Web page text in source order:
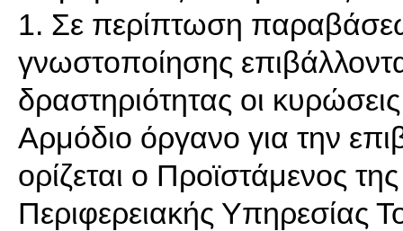
1. Σε περίπτωση
γνωστοποίησης
δραστηριότητας οι
Αρμόδιο όργανο για την
ορίζεται ο Προϊστάμενος
Περιφερειακής Υπηρεσίας